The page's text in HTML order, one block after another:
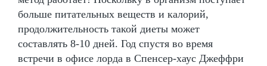
больше питательных веществ и калорий,
продолжительность такой диеты может
составлять 8-10 дней. Год спустя во время
встречи в офисе лорда в Спенсер-хаус Джеффри